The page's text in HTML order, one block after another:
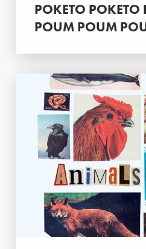
POKETO POKETO
POUM POUM